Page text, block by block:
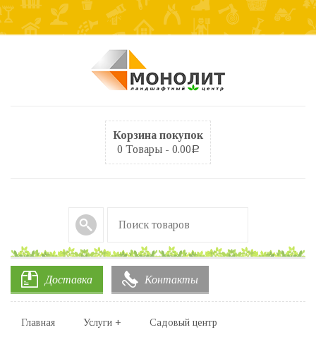
Корзина покупок
0 Товары - 0.00Р
Доставка Контакты
Главная Услуги + Садовый центр